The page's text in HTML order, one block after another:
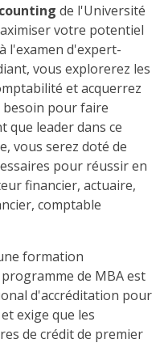
de l'Université
votre potentiel
l'examen d'expert-
vous explorerez les
et acquerrez
besoin pour faire
leader dans ce
vous serez doté de
pour réussir en
financier, actuaire,
comptable
formation
de MBA est
d'accréditation pour
exige que les
de crédit de premier